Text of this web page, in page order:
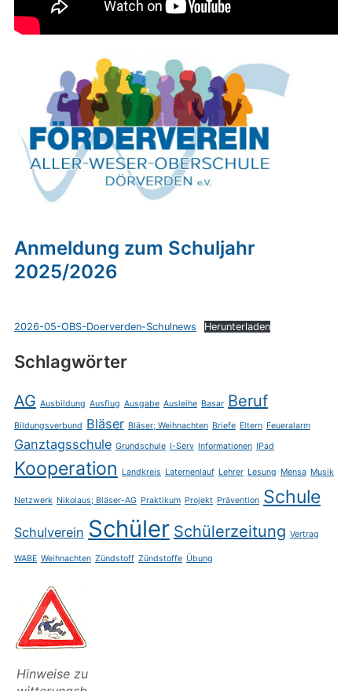
Anmeldung zum Schuljahr
2025/2026
2026-05-OBS-Doerverden-Schulnews Herunterladen
Schlagwörter
AG Ausbildung Ausflug Ausgabe Ausleihe Basar Beruf
Bildungsverbund Bläser Bläser; Weihnachten Briefe Eltern Feueralarm
Ganztagsschule Grundschule I-Serv Informationen IPad
Kooperation Landkreis Laternenlauf Lehrer Lesung Mensa Musik
Netzwerk Nikolaus; Bläser-AG Praktikum Projekt Prävention Schule
Schulverein Schüler Schülerzeitung Vertrag
WABE Weihnachten Zündstoff Zündstoffe Übung
Hinweise zu